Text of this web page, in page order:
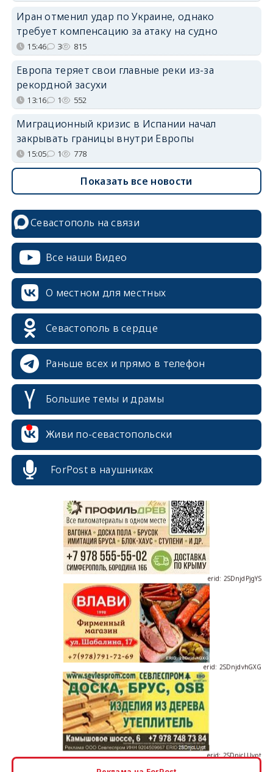
Иран отменил удар по Украине, однако
требует компенсацию за атаку на судно
15:46 3 815
Европа теряет свои главные реки из-за
рекордной засухи
13:16 1 552
Миграционный кризис в Испании начал
закрывать границы внутри Европы
15:05 1 778
Показать все новости
Севастополь на связи
Все наши Видео
О местном для местных
Севастополь в сердце
Раньше всех и прямо в телефон
Большие темы и драмы
Живи по-севастопольски
ForPost в наушниках
erid: 2SDnjdvhGXG